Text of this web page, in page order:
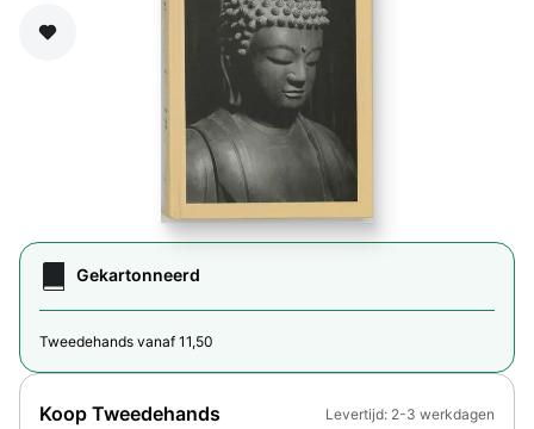
Zet op verlanglijst
Gekartonneerd
Tweedehands vanaf 11,50
Koop Tweedehands Levertijd: 2-3 werkdagen